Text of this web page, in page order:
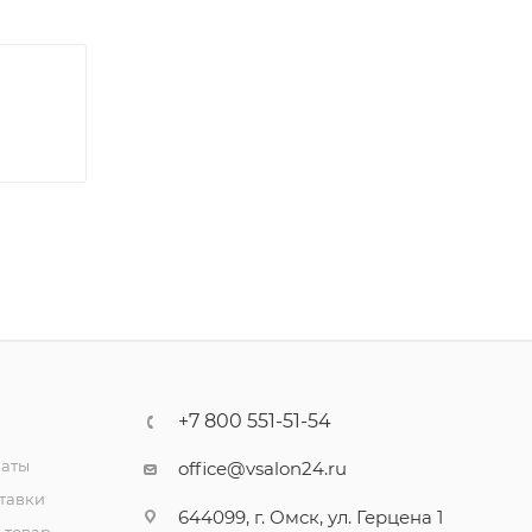
+7 800 551-51-54
office@vsalon24.ru
644099, г. Омск, ул. Герцена 1